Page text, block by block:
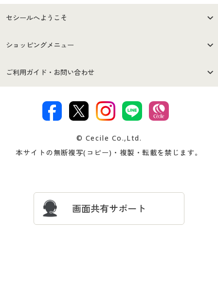
セシールへようこそ
はじめての方へ
セシールご利用規約
著作権・商標について 会社案内
ショッピングメニュー
商品カテゴリ
プレゼント＆キャンペーン サイトマップ
ご利用ガイド・お問い合わせ
交換・返品は お支払は
ついて
忘れの場合
© Cecile Co.,Ltd.
本サイトの無断複写(コピー)・複製・転載を禁じます。
画面共有サポート